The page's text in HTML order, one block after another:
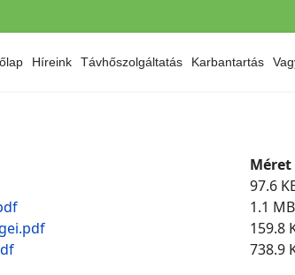
Híreink Távhőszolgáltatás Karbantartás
Méret
97.6
1.1 MB
159.8
738.9